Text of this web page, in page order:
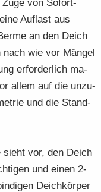
Zuge von So­fort­
Auf­last aus
an den Deich
wie vor Män­gel
er­for­der­lich ma­
allem auf die un­zu­
und die Stand­
sieht vor, den Deich
und einen 2-​
Deich­kör­per